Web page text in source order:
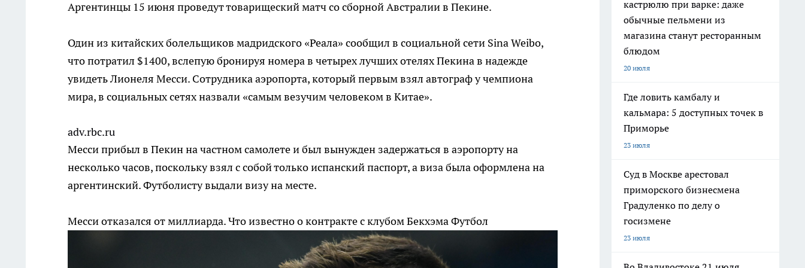
Аргентинцы 15 июня проведут товарищеский матч со сборной Австралии в Пекине.
Один из китайских болельщиков мадридского «Реала» сообщил в социальной сети Sina Weibo,
что потратил $1400, вслепую бронируя номера в четырех лучших отелях Пекина в надежде
увидеть Лионеля Месси. Сотрудника аэропорта, который первым взял автограф у чемпиона
мира, в социальных сетях назвали «самым везучим человеком в Китае».
adv.rbc.ru
Месси прибыл в Пекин на частном самолете и был вынужден задержаться в аэропорту на
несколько часов, поскольку взял с собой только испанский паспорт, а виза была оформлена на
аргентинский. Футболисту выдали визу на месте.
Месси отказался от миллиарда. Что известно о контракте с клубом БекхэмаФутбол
кастрюлю при варке: даже
обычные пельмени из
магазина станут ресторанным
блюдом
20 июля
Где ловить камбалу и
кальмара: 5 доступных точек в
Приморье
23 июля
Суд в Москве арестовал
приморского бизнесмена
Градуленко по делу о
госизмене
23 июля